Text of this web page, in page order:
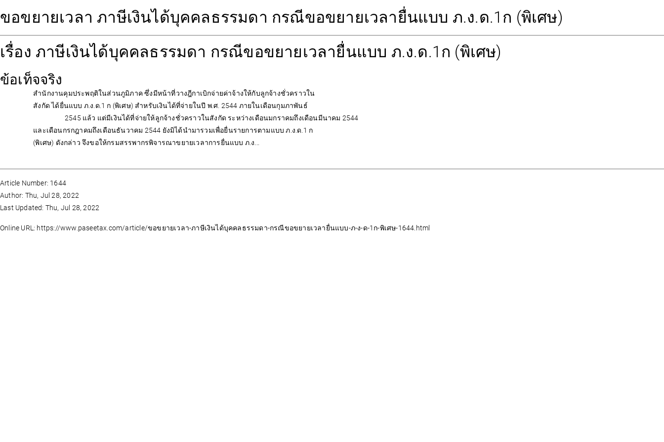
ขอขยายเวลา ภาษีเงินได้บุคคลธรรมดา กรณีขอขยายเวลายื่นแบบ ภ.ง.ด.1ก (พิเศษ)
เรื่อง ภาษีเงินได้บุคคลธรรมดา กรณีขอขยายเวลายื่นแบบ ภ.ง.ด.1ก (พิเศษ)
ข้อเท็จจริง
สำนักงานคุมประพฤติในส่วนภูมิภาค ซึ่งมีหน้าที่วางฎีกาเบิกจ่ายค่าจ้างให้กับลูกจ้างชั่วคราวใน
สังกัด ได้ยื่นแบบ ภ.ง.ด.1 ก (พิเศษ) สำหรับเงินได้ที่จ่ายในปี พ.ศ. 2544 ภายในเดือนกุมภาพันธ์
2545 แล้ว แต่มีเงินได้ที่จ่ายให้ลูกจ้างชั่วคราวในสังกัด ระหว่างเดือนมกราคมถึงเดือนมีนาคม 2544
และเดือนกรกฎาคมถึงเดือนธันวาคม 2544 ยังมิได้นำมารวมเพื่อยื่นรายการตามแบบ ภ.ง.ด.1 ก
(พิเศษ) ดังกล่าว จึงขอให้กรมสรรพากรพิจารณาขยายเวลาการยื่นแบบ ภ.ง...
Article Number: 1644
Author: Thu, Jul 28, 2022
Last Updated: Thu, Jul 28, 2022
Online URL: https://www.paseetax.com/article/ขอขยายเวลา-ภาษีเงินได้บุคคลธรรมดา-กรณีขอขยายเวลายื่นแบบ-ภ-ง-ด-1ก-พิเศษ-1644.html